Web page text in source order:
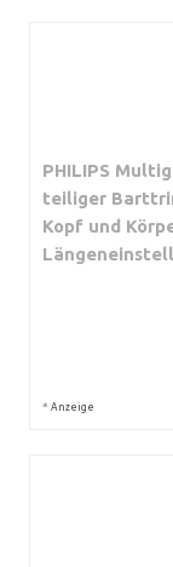
PHILIPS
teiliger
Kopf und
* Anzeige